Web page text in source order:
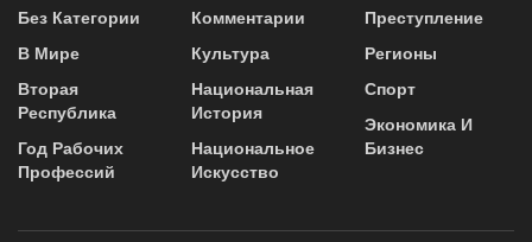
Без Категории
В Мире
Вторая
Республика
Год Рабочих
Профессий
Комментарии
Культура
Национальная
История
Национальное
Искусство
Преступление
Регионы
Спорт
Экономика И
Бизнес